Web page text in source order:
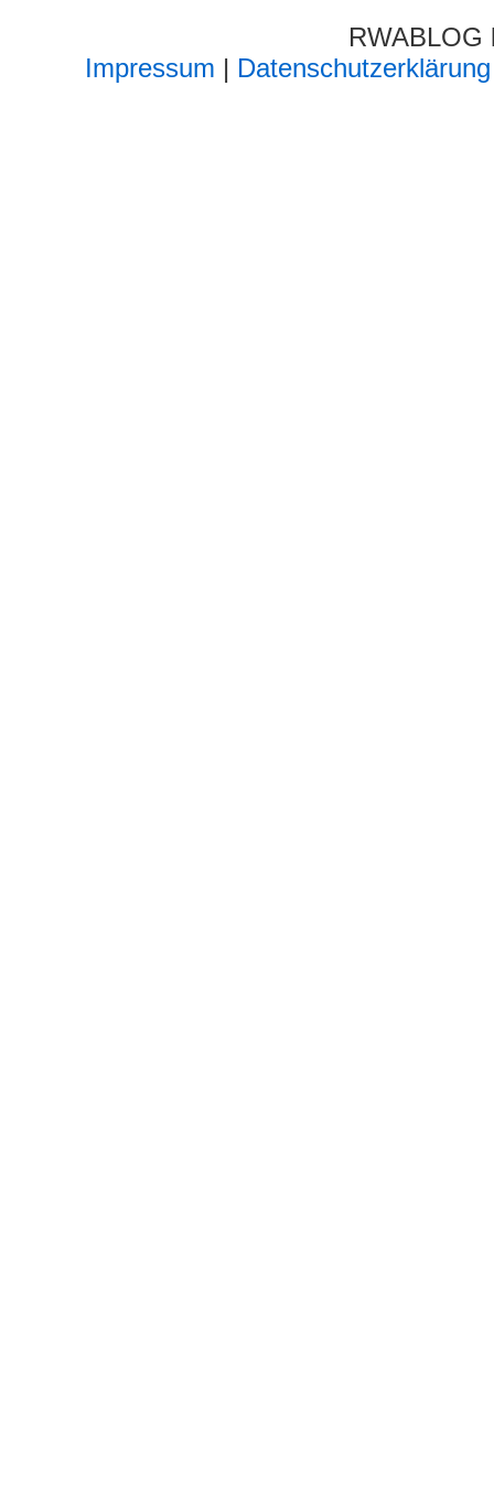
Impressum | Datenschutzerklärung